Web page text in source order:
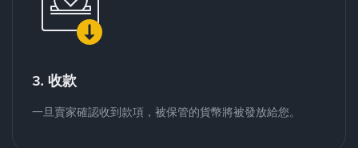
3. 收款
一旦賣家確認收到款項，被保管的貨幣將被發放給您。